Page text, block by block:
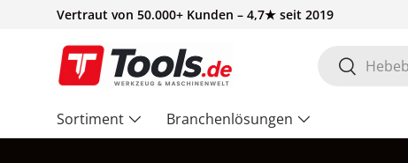
Vertraut von 50.000+ Kunden – 4,7★ seit 2019
Suchen
Suchen
Sortiment Branchenlösungen